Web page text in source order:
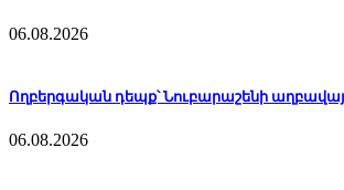
06.08.2026
Ողբերգական դեպք՝ Նուբարաշենի
06.08.2026